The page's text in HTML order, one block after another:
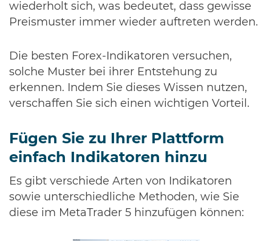
wiederholt sich, was bedeutet, dass gewisse
Preismuster immer wieder auftreten werden.
Die besten Forex-Indikatoren versuchen,
solche Muster bei ihrer Entstehung zu
erkennen. Indem Sie dieses Wissen nutzen,
verschaffen Sie sich einen wichtigen Vorteil.
Fügen Sie zu Ihrer Plattform
einfach Indikatoren hinzu
Es gibt verschiede Arten von Indikatoren
sowie unterschiedliche Methoden, wie Sie
diese im MetaTrader 5 hinzufügen können: